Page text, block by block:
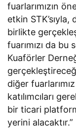
fuarlarımızın
etkin
birlikte
fuarımızı da
Kuaförler
diğer
katılımcıları
bir ticari
yerini alacaktır.”